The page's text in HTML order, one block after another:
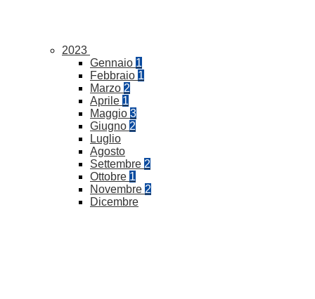
2023
Gennaio 1
Febbraio 1
Marzo 2
Aprile 1
Maggio 3
Giugno 2
Luglio
Agosto
Settembre 2
Ottobre 1
Novembre 2
Dicembre